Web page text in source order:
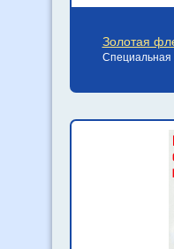
Золотая
Специальная